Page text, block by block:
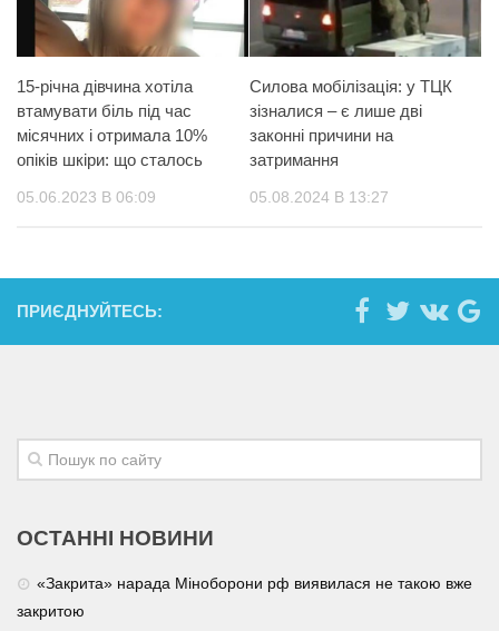
15-річна дівчина хотіла
втамувати біль під час
місячних і отримала 10%
опіків шкіри: що сталось
05.06.2023 В 06:09
Силова мобілізація: у ТЦК
зізналися – є лише дві
законні причини на
затримання
05.08.2024 В 13:27
ПРИЄДНУЙТЕСЬ:
ОСТАННІ НОВИНИ
«Закрита» нарада Міноборони рф виявилася не такою вже
закритою